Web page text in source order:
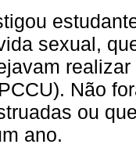
sexual,
Não
ou
ano.